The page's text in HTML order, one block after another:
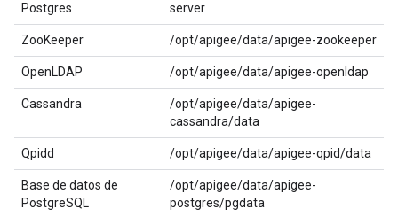
Postgres
server
ZooKeeper /opt/apigee/data/apigee-zookeeper
OpenLDAP /opt/apigee/data/apigee-openldap
Cassandra
/opt/apigee/data/apigee-
cassandra/data
Qpidd /opt/apigee/data/apigee-qpid/data
Base de datos de
PostgreSQL
/opt/apigee/data/apigee-
postgres/pgdata